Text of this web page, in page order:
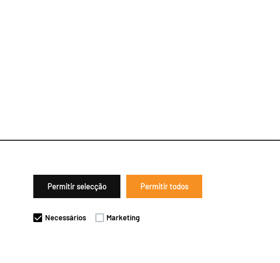
Permitir selecção Permitir todos
Necessários Marketing